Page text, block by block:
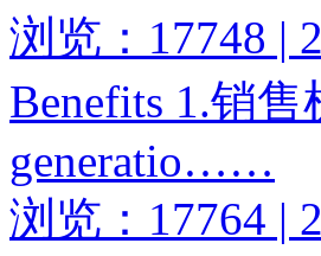
浏览：17748 |
Benefits 1.销
generatio……
浏览：17764 |